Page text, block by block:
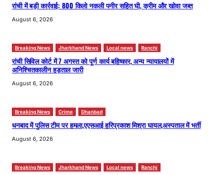
रांची में बड़ी कार्रवाई: 800 किलो नकली पनीर सहित घी, क्रीम और खोवा जब्त
August 6, 2026
Breaking News Jharkhand News Local news Ranchi
रांची सिविल कोर्ट में 7 अगस्त को पूर्ण कार्य बहिष्कार, अन्य न्यायालयों में
अनिश्चितकालीन हड़ताल जारी
August 6, 2026
Breaking News Crime Dhanbad
धनबाद में पुलिस टीम पर हमला,एएसआई हरिप्रकाश मिश्रा घायल,अस्पताल में भर्ती
August 6, 2026
Breaking News Jharkhand News Local news Ranchi